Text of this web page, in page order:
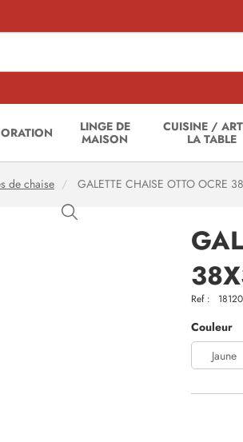
LINGE DE
MAISON
CUISINE /
LA TABLE
de chaise GALETTE CHAISE OTTO OCRE
Ref :
Couleur
Jaune